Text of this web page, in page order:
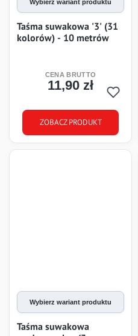
Wybierz wariant produktu
Taśma suwakowa '3' (31
kolorów) - 10 metrów
Cena
11,90 zł
ZOBACZ PRODUKT
Wybierz wariant produktu
Taśma suwakowa